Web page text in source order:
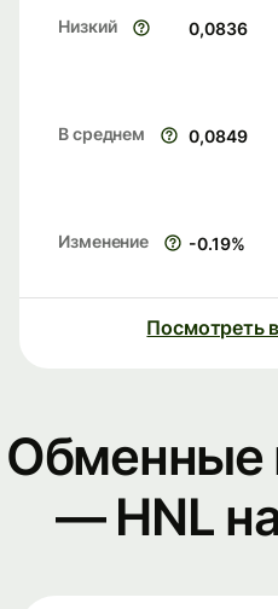
Низкий 0,0836
В среднем 0,0849
Изменение -0.19%
Посмотреть
Обменные
— HNL